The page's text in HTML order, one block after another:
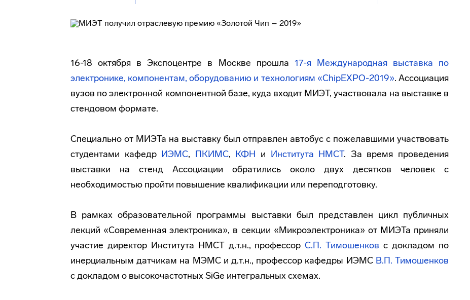
16-18 октября в Экспоцентре в Москве прошла 17-я Международная выставка по
электронике, компонентам, оборудованию и технологиям «ChipEXPO-2019». Ассоциация
вузов по электронной компонентной базе, куда входит МИЭТ, участвовала на выставке в
стендовом формате.
Специально от МИЭТа на выставку был отправлен автобус с пожелавшими участвовать
студентами кафедр ИЭМС, ПКИМС, КФН и Института НМСТ. За время проведения
выставки на стенд Ассоциации обратились около двух десятков человек с
необходимостью пройти повышение квалификации или переподготовку.
В рамках образовательной программы выставки был представлен цикл публичных
лекций «Современная электроника», в секции «Микроэлектроника» от МИЭТа приняли
участие директор Института НМСТ д.т.н., профессорС.П. Тимошенков с докладом по
инерциальным датчикам на МЭМС и д.т.н., профессор кафедры ИЭМС В.П. Тимошенков
с докладом о высокочастотных SiGe интегральных схемах.